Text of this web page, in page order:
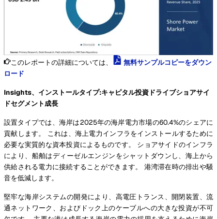
このレポートの詳細については、
無料サンプルコピーをダウン
ロード
Insights、インストールタイプ:キャピタル投資ドライブショアサイ
ドセグメント成長
設置タイプでは、海岸は2025年の海岸電力市場の60.4%のシェアに
貢献します。 これは、海上電力インフラをインストールするために
必要な実質的な資本投資によるものです。 ショアサイドのインフラ
により、船舶はディーゼルエンジンをシャットダウンし、海上から
供給される電力に接続することができます。 港湾滞在時の排出や騒
音を低減します。
堅牢な海岸システムの開発により、高電圧トランス、開閉装置、流
通ネットワーク、およびドック上のケーブルへの大きな投資が不可